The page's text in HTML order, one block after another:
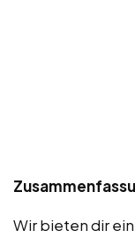
Wir bieten dir